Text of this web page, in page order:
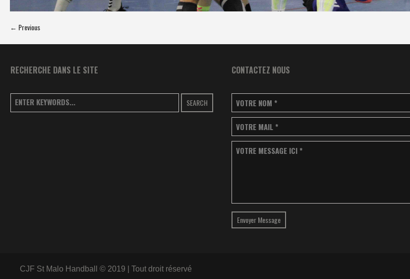
← Previous
RECHERCHE DANS LE SITE
SEARCH
CONTACTEZ NOUS
VOTRE NOM *
VOTRE MAIL *
VOTRE MESSAGE ICI *
Envoyer Message
CJF St Malo Handball © 2019 | Tout droit réservé